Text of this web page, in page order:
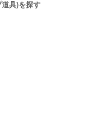
具)を探す